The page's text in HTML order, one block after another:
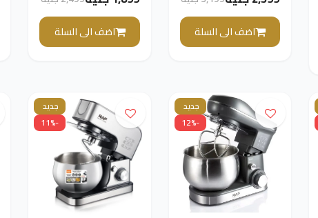
R.6655، خفاقة بيض
وعجين، 450 واط
اضف الى السلة
سنوات)
اضف الى السلة
جديد
-12%
جديد
-11%